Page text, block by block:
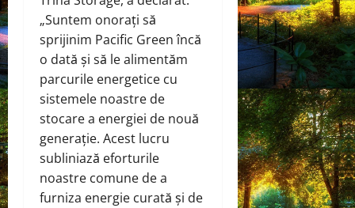
„Suntem onorați să
sprijinim Pacific Green încă
o dată și să le alimentăm
parcurile energetice cu
sistemele noastre de
stocare a energiei de nouă
generație. Acest lucru
subliniază eforturile
noastre comune de a
furniza energie curată și de